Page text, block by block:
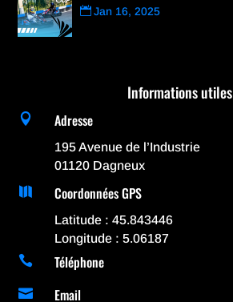
Jan 16, 2025
Informations utiles
 Adresse
195 Avenue de l’Industrie
01120 Dagneux
 Coordonnées GPS
Latitude : 45.843446
Longitude : 5.06187
 Téléphone
 Email